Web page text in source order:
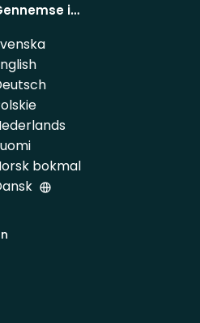
i…
bokmal